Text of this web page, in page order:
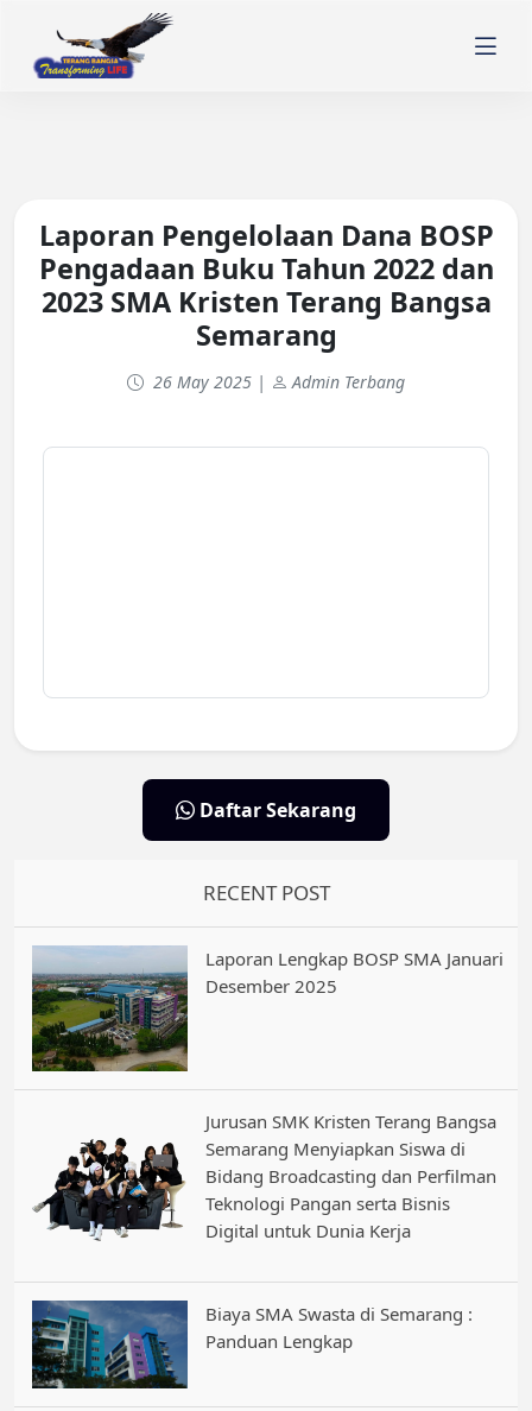
Laporan Pengelolaan Dana BOSP
Pengadaan Buku Tahun 2022 dan
2023 SMA Kristen Terang Bangsa
Semarang
26 May 2025 | Admin Terbang
Daftar Sekarang
RECENT POST
Laporan Lengkap BOSP SMA Januari
Desember 2025
Jurusan SMK Kristen Terang Bangsa
Semarang Menyiapkan Siswa di
Bidang Broadcasting dan Perfilman
Teknologi Pangan serta Bisnis
Digital untuk Dunia Kerja
Biaya SMA Swasta di Semarang :
Panduan Lengkap